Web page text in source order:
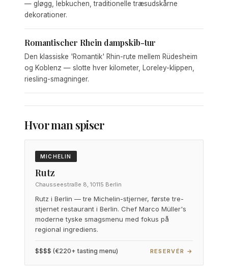
— gløgg, lebkuchen, traditionelle træsudskårne
dekorationer.
Romantischer Rhein dampskib-tur
Den klassiske 'Romantik' Rhin-rute mellem Rüdesheim
og Koblenz — slotte hver kilometer, Loreley-klippen,
riesling-smagninger.
Hvor man spiser
MICHELIN
Rutz
Chausseestraße 8, 10115 Berlin
Rutz i Berlin — tre Michelin-stjerner, første tre-
stjernet restaurant i Berlin. Chef Marco Müller's
moderne tyske smagsmenu med fokus på
regional ingrediens.
$$$$ (€220+ tasting menu) RESERVÉR →